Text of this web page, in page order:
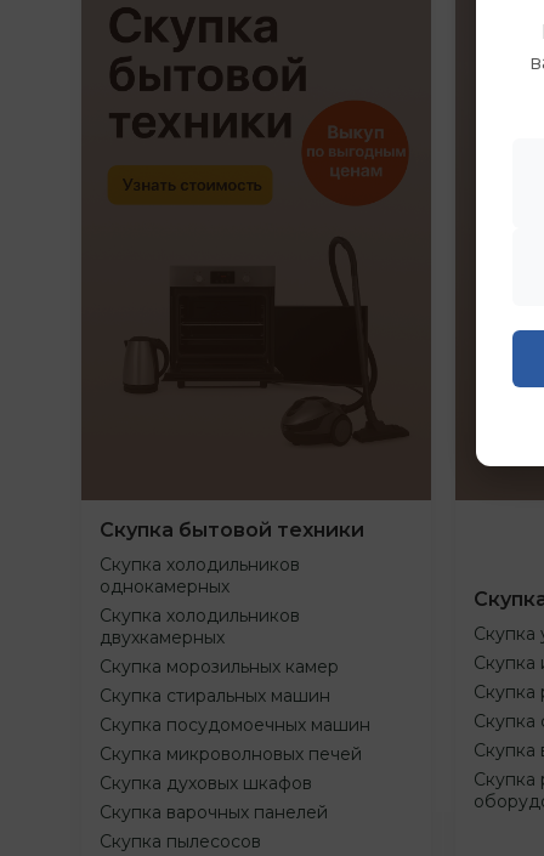
Скупка бытовой техники
Скупка холодильников
однокамерных
Скупка холодильников
двухкамерных
Скупка морозильных камер
Скупка стиральных машин
Скупка посудомоечных машин
Скупка микроволновых печей
Скупка духовых шкафов
Скупка варочных панелей
Скупка пылесосов
Скупка
Скупка
Скупка
Скупка
Скупка
Скупка